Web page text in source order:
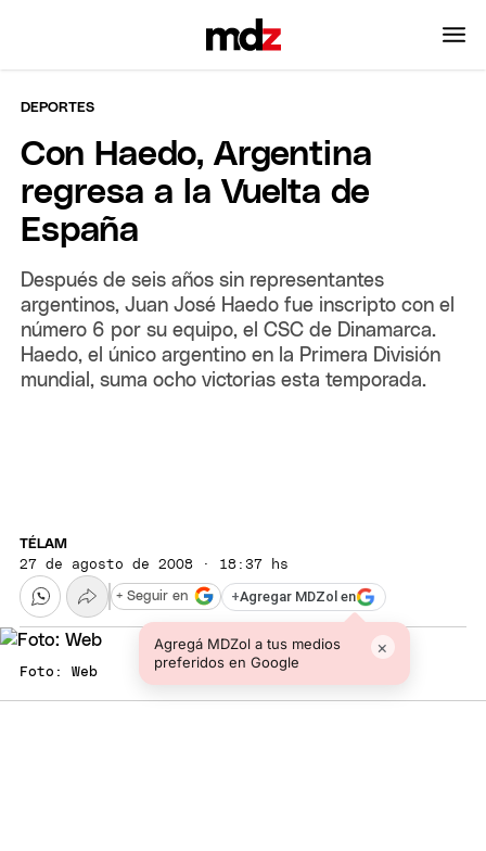
DEPORTES
Con Haedo, Argentina
regresa a la Vuelta de
España
Después de seis años sin representantes
argentinos, Juan José Haedo fue inscripto con el
número 6 por su equipo, el CSC de Dinamarca.
Haedo, el único argentino en la Primera División
mundial, suma ocho victorias esta temporada.
TÉLAM
27 de agosto de 2008 · 18:37 hs
+Agregar MDZol en
Agregá MDZol a tus medios
preferidos en Google
×
+ Seguir en
Foto: Web